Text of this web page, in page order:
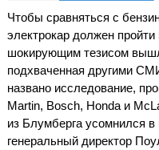
Чтобы сравняться с
электрокар должен
шокирующим тезисом
подхваченная другими
названо исследование,
Martin, Bosch, Honda и
из Блумберга усомнился
генеральный директор